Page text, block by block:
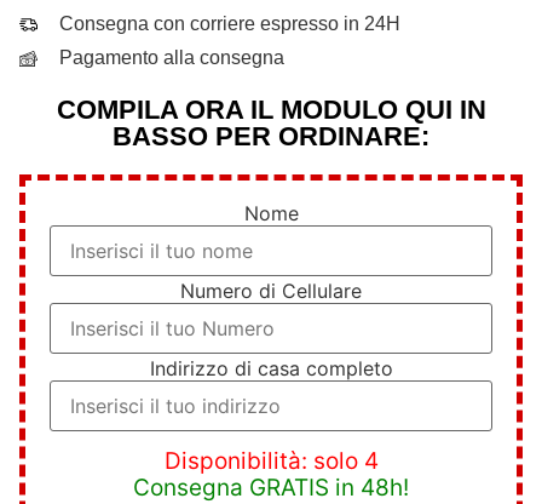
Consegna con corriere espresso in 24H
Pagamento alla consegna
COMPILA ORA IL MODULO QUI IN
BASSO PER ORDINARE:
Nome
Numero di Cellulare
Indirizzo di casa completo
Disponibilità: solo 4
Consegna GRATIS in 48h!